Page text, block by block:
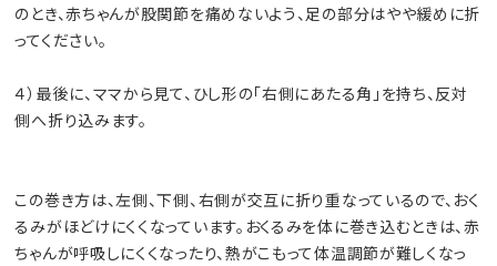
のとき、赤ちゃんが股関節を痛めないよう、足の部分はやや緩めに折
ってください。
４）最後に、ママから見て、ひし形の「右側にあたる角」を持ち、反対
側へ折り込みます。
この巻き方は、左側、下側、右側が交互に折り重なっているので、おく
るみがほどけにくくなっています。おくるみを体に巻き込むときは、赤
ちゃんが呼吸しにくくなったり、熱がこもって体温調節が難しくなっ